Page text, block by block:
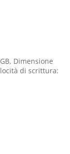
Dimensione
di scrittura: